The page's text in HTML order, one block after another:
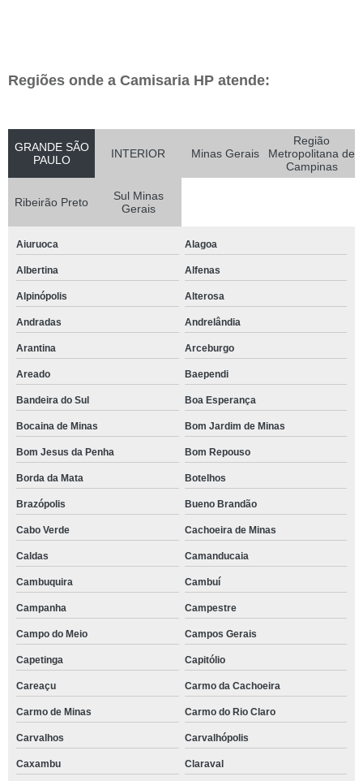
Regiões onde a Camisaria HP atende:
GRANDE SÃO
PAULO
INTERIOR Minas Gerais
Região
Metropolitana de
Campinas
Ribeirão Preto
Sul Minas
Gerais
Aiuruoca Alagoa
Albertina Alfenas
Alpinópolis Alterosa
Andradas Andrelândia
Arantina Arceburgo
Areado Baependi
Bandeira do Sul Boa Esperança
Bocaina de Minas Bom Jardim de Minas
Bom Jesus da Penha Bom Repouso
Borda da Mata Botelhos
Brazópolis Bueno Brandão
Cabo Verde Cachoeira de Minas
Caldas Camanducaia
Cambuquira Cambuí
Campanha Campestre
Campo do Meio Campos Gerais
Capetinga Capitólio
Careaçu Carmo da Cachoeira
Carmo de Minas Carmo do Rio Claro
Carvalhos Carvalhópolis
Caxambu Claraval